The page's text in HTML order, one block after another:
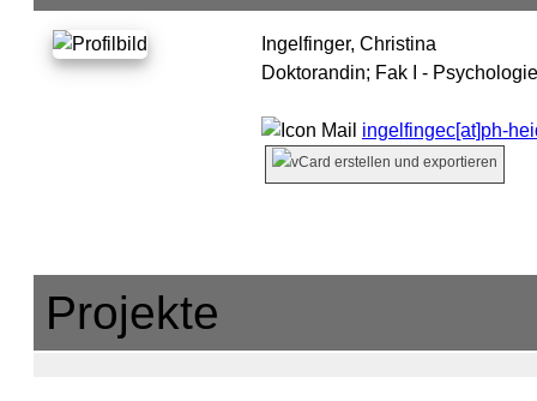
Ingelfinger, Christina
Doktorandin; Fak I - Psychologie
ingelfingec[at]ph-
Projekte